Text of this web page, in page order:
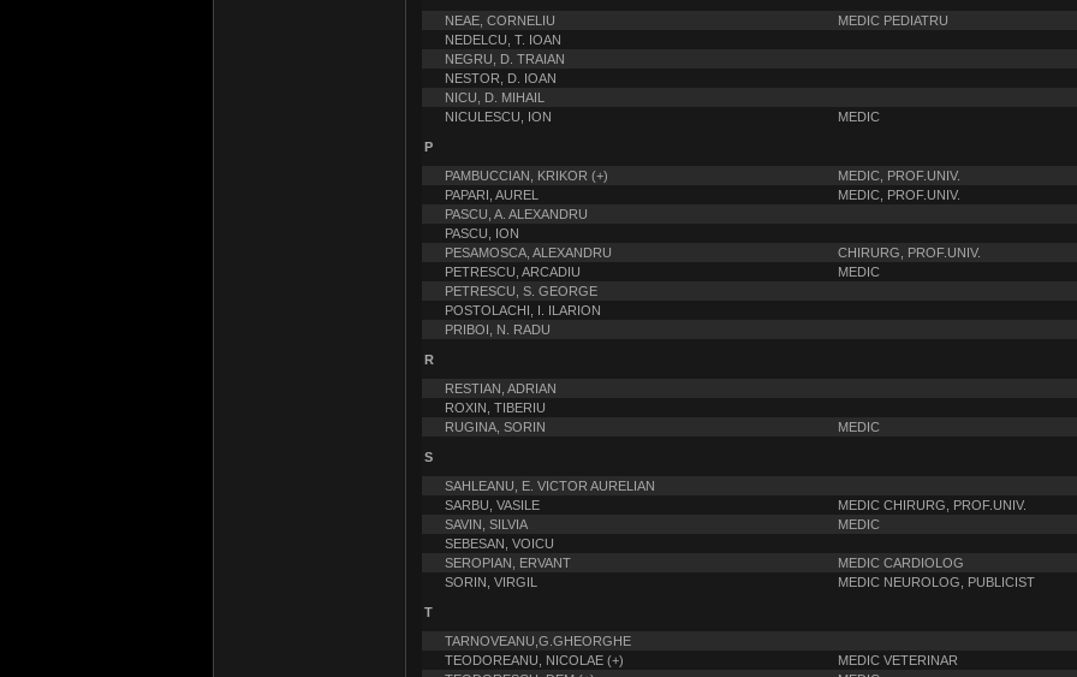
NEAE, CORNELIU
MEDIC PEDIATRU
NEDELCU, T. IOAN
NEGRU, D. TRAIAN
NESTOR, D. IOAN
NICU, D. MIHAIL
NICULESCU, ION
MEDIC
P
PAMBUCCIAN, KRIKOR (+)
MEDIC, PROF.UNIV.
PAPARI, AUREL
MEDIC, PROF.UNIV.
PASCU, A. ALEXANDRU
PASCU, ION
PESAMOSCA, ALEXANDRU
CHIRURG, PROF.UNIV.
PETRESCU, ARCADIU
MEDIC
PETRESCU, S. GEORGE
POSTOLACHI, I. ILARION
PRIBOI, N. RADU
R
RESTIAN, ADRIAN
ROXIN, TIBERIU
RUGINA, SORIN
MEDIC
S
SAHLEANU, E. VICTOR AURELIAN
SARBU, VASILE
MEDIC CHIRURG, PROF.UNIV.
SAVIN, SILVIA
MEDIC
SEBESAN, VOICU
SEROPIAN, ERVANT
MEDIC CARDIOLOG
SORIN, VIRGIL
MEDIC NEUROLOG, PUBLICIST
T
TARNOVEANU,G.GHEORGHE
TEODOREANU, NICOLAE (+)
MEDIC VETERINAR